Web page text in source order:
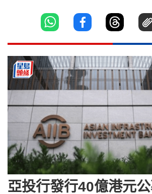
亞投行發行40億港元